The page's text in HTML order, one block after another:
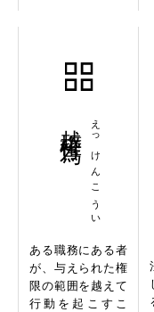
えっけんこうい
ある職務にある者
が、与えられた権
限の範囲を越えて
行動を起こすこ